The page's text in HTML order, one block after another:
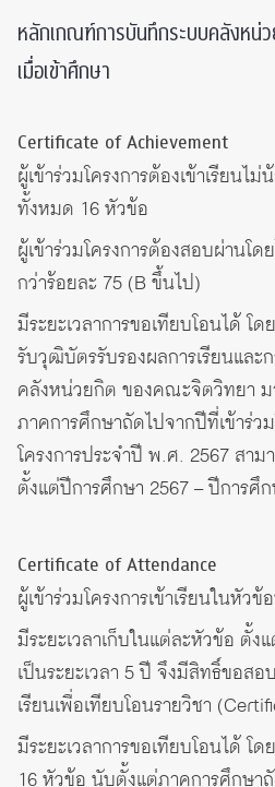
หลักเกณฑ์การบันทึกระบบคลังหน่ว
เมื่อเข้าศึกษา
Certificate of Achievement
ผู้เข้าร่วมโครงการต้องเข้าเรียนไ
ทั้งหมด 16 หัวข้อ
ผู้เข้าร่วมโครงการต้องสอบผ่านโ
กว่าร้อยละ 75 (B ขึ้นไป)
มีระยะเวลาการขอเทียบโอนได้ โ
รับวุฒิบัตรรับรองผลการเรียนและ
คลังหน่วยกิต ของคณะจิตวิทยา ม
ภาคการศึกษาถัดไปจากปีที่เข้าร่วม
โครงการประจำปี พ.ศ. 2567 สาม
ตั้งแต่ปีการศึกษา 2567 – ปีการศึ
Certificate of Attendance
ผู้เข้าร่วมโครงการเข้าเรียนในหัว
มีระยะเวลาเก็บในแต่ละหัวข้อ ตั้
เป็นระยะเวลา 5 ปี จึงมีสิทธิ์ขอส
เรียนเพื่อเทียบโอนรายวิชา
มีระยะเวลาการขอเทียบโอนได้ โด
16 หัวข้อ นับตั้งแต่ภาคการศึกษา